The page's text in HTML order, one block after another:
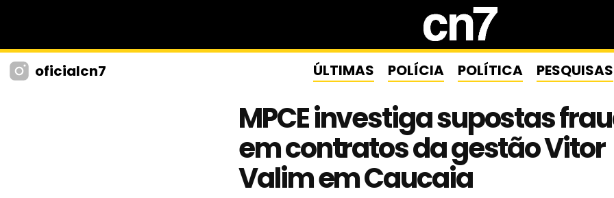
oficialcn7 ÚLTIMAS POLÍCIA POLÍTICA PESQUISAS
MPCE investiga supostas
em contratos da gestão Vitor
Valim em Caucaia